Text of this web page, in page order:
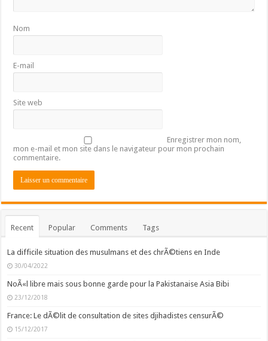
Nom
E-mail
Site web
Enregistrer mon nom,
mon e-mail et mon site dans le navigateur pour mon prochain
commentaire.
Recent Popular Comments Tags
La difficile situation des musulmans et des chrÃ©tiens en Inde
30/04/2022
NoÃ«l libre mais sous bonne garde pour la Pakistanaise Asia Bibi
23/12/2018
France: Le dÃ©lit de consultation de sites djihadistes censurÃ©
15/12/2017